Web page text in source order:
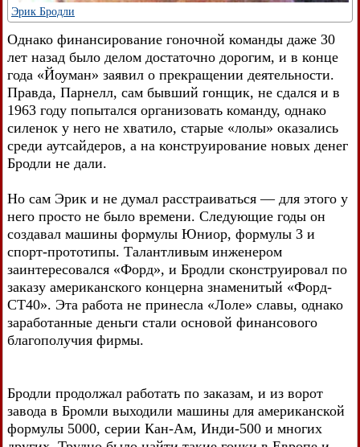
Эрик Бродли
Однако финансирование гоночной команды даже 30
лет назад было делом достаточно дорогим, и в конце
года «Йоуман» заявил о прекращении деятельности.
Правда, Парнелл, сам бывший гонщик, не сдался и в
1963 году попытался организовать команду, однако
силенок у него не хватило, старые «лолы» оказались
среди аутсайдеров, а на конструирование новых денег
Бродли не дали.
Но сам Эрик и не думал расстраиваться — для этого у
него просто не было времени. Следующие годы он
создавал машины формулы Юниор, формулы 3 и
спорт-прототипы. Талантливым инженером
заинтересовался «Форд», и Бродли сконструировал по
заказу американского концерна знаменитый «Форд-
СТ40». Эта работа не принесла «Лоле» славы, однако
заработанные деньги стали основой финансового
благополучия фирмы.
Бродли продолжал работать по заказам, и из ворот
завода в Бромли выходили машины для американской
формулы 5000, серии Кан-Ам, Инди-500 и многих